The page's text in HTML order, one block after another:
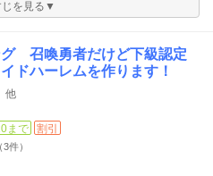
じを見る▼
グ 召喚勇者だけど下級認定
ドハーレムを作ります！
他
まで 割引
（3件）